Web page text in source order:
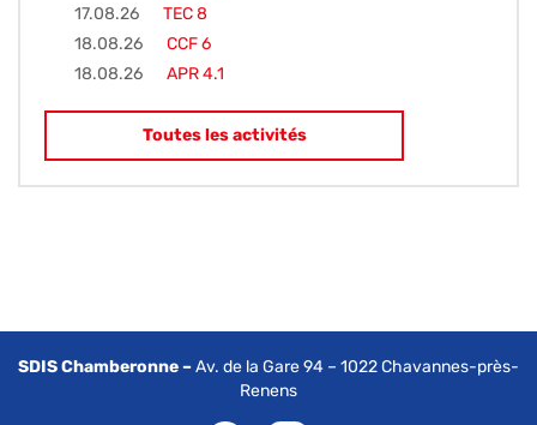
17.08.26
TEC 8
18.08.26
CCF 6
18.08.26
APR 4.1
Toutes les activités
SDIS Chamberonne –Av. de la Gare 94 – 1022 Chavannes-près-
Renens